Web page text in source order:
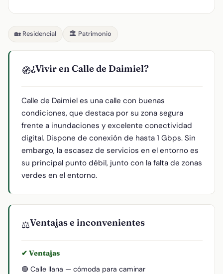
🏡 Residencial 🏛️ Patrimonio
🧭¿Vivir en Calle de Daimiel?
Calle de Daimiel es una calle con buenas
condiciones, que destaca por su zona segura
frente a inundaciones y excelente conectividad
digital. Dispone de conexión de hasta 1 Gbps. Sin
embargo, la escasez de servicios en el entorno es
su principal punto débil, junto con la falta de zonas
verdes en el entorno.
⚖️Ventajas e inconvenientes
✔ Ventajas
🟢 Calle llana — cómoda para caminar